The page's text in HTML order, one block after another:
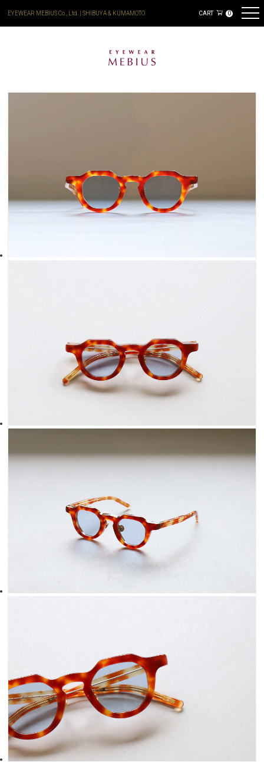
EYEWEAR MEBIUS Co., Ltd. | SHIBUYA & KUMAMOTO CART 0